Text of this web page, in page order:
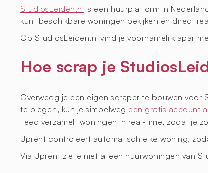
StudiosLeiden.nl is een huurplatform in
kunt beschikbare woningen bekijken en direct
Op StudiosLeiden.nl vind je voornamelijk
Hoe scrap je
Overweeg je een eigen scraper te bouwen
te plegen, kun je simpelweg een gratis account
Feed verzamelt woningen in real-time, zodat je
Uprent controleert automatisch elke woning,
Via Uprent zie je niet alleen huurwoningen van